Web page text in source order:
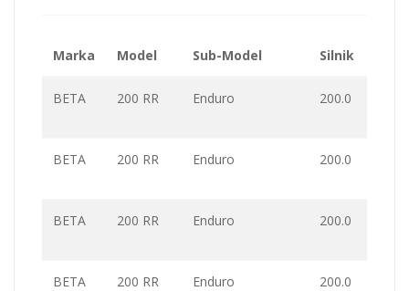
Marka Model Sub-Model Silnik
BETA 200 RR Enduro 200.0
BETA 200 RR Enduro 200.0
BETA 200 RR Enduro 200.0
BETA 200 RR Enduro 200.0